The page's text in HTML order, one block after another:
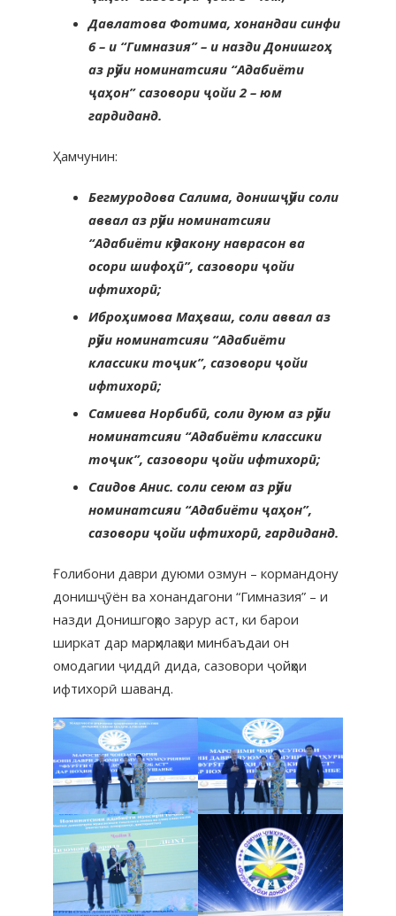
Давлатова Фотима, хонандаи синфи
6 – и “Гимназия” – и назди Донишгоҳ
аз рӯйи номинатсияи “Адабиёти
ҷаҳон” сазовори ҷойи 2 – юм
гардиданд.
Ҳамчунин:
Бегмуродова Салима, донишҷӯйи соли
аввал аз рӯйи номинатсияи
“Адабиёти кӯдакону наврасон ва
осори шифоҳӣ”, сазовори ҷойи
ифтихорӣ;
Иброҳимова Маҳваш, соли аввал аз
рӯйи номинатсияи “Адабиёти
классики тоҷик”, сазовори ҷойи
ифтихорӣ;
Самиева Норбибӣ, соли дуюм аз рӯйи
номинатсияи “Адабиёти классики
тоҷик”, сазовори ҷойи ифтихорӣ;
Саидов Анис. соли сеюм аз рӯйи
номинатсияи “Адабиёти ҷаҳон”,
сазовори ҷойи ифтихорӣ, гардиданд.
Ғолибони даври дуюми озмун – кормандону
донишҷӯён ва хонандагони “Гимназия” – и
назди Донишгоҳро зарур аст, ки барои
ширкат дар марҳилаҳои минбаъдаи он
омодагии ҷиддӣ дида, сазовори ҷойҳои
ифтихорӣ шаванд.